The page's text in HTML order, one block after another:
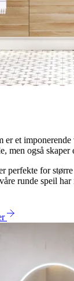
et
men også
perfekte for
runde speil